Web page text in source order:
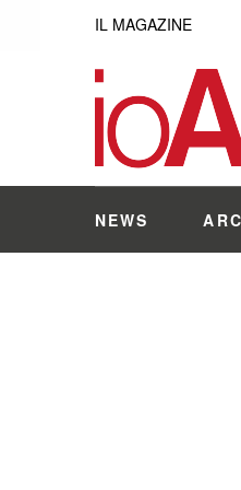
IL MAGAZINE
NEWS